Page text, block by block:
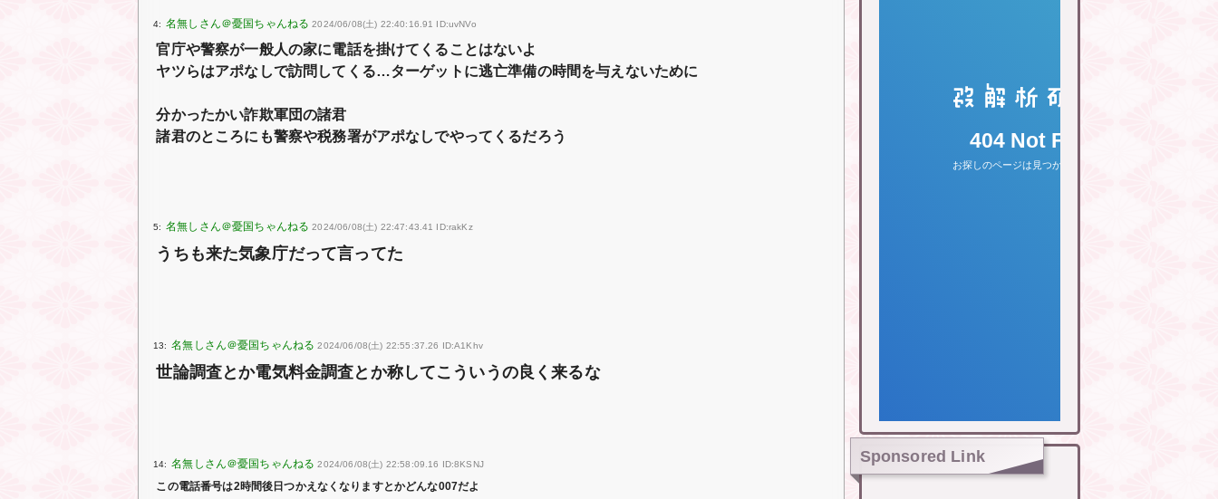
4: 2024/06/08(土) 22:40:16.91 ID:uvNVo
官庁や警察が一般人の家に電話を掛けてくることはないよ
ヤツらはアポなしで訪問してくる…ターゲットに逃亡準備の時間を与えないために
分かったかい詐欺軍団の諸君
諸君のところにも警察や税務署がアポなしでやってくるだろう
5: 2024/06/08(土) 22:47:43.41 ID:rakKz
うちも来た気象庁だって言ってた
13: 2024/06/08(土) 22:55:37.26 ID:A1Khv
世論調査とか電気料金調査とか称してこういうの良く来るな
14: 2024/06/08(土) 22:58:09.16 ID:8KSNJ
この電話番号は2時間後日つかえなくなりますとかどんな007だよ
Sponsored Link